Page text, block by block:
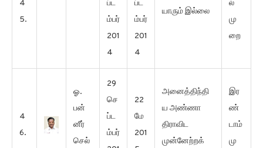
4
5.
ப்ட
ம்பர்
201
4
ப்ட
ம்பர்
201
4
யாரும் இல்லை
ல்
மு
றை
4
6.
ஓ.
பன்
னீர்
செல்
29
செ
ப்ட
ம்பர்
22
மே
201
அனைத்திந்தி
ய அண்ணா
திராவிட
முன்னேற்றக்
இர
ண்
டாம்
மு